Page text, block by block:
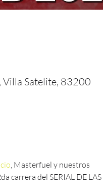
Satelite, 83200
, Masterfuel y nuestros
carrera del SERIAL DE LAS